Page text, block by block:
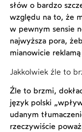
słów o bardzo
względu na to, że
w pewnym sensie
najwyższa pora,
mianowicie
Jakkolwiek źle to
Źle to brzmi,
język polski
udanym
rzeczywiście